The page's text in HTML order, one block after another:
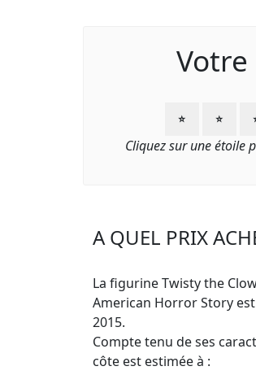
Votre
⭐ ⭐
Cliquez sur une étoile
A QUEL PRIX
La figurine Twisty the
American Horror Story
2015.
Compte tenu de ses
côte est estimée à :